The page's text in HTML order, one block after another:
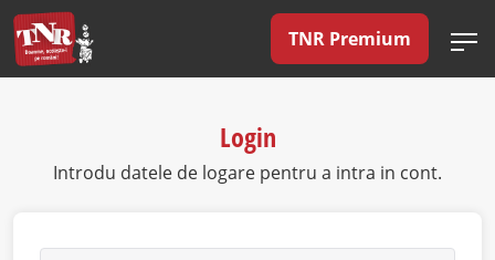
TNR Premium
Login
Introdu datele de logare pentru a intra in cont.